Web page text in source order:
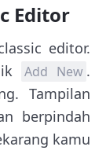
Editor
editor.
Add New .
Tampilan
berpindah
kamu